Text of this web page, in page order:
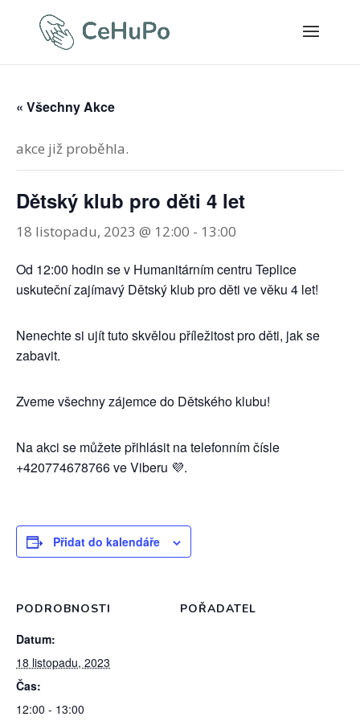
« Všechny Akce
akce již proběhla.
Dětský klub pro děti 4 let
18 listopadu, 2023 @ 12:00 - 13:00
Od 12:00 hodin se v Humanitárním centru Teplice
uskuteční zajímavý Dětský klub pro děti ve věku 4 let!
Nenechte si ujít tuto skvělou příležitost pro děti, jak se
zabavit.
Zveme všechny zájemce do Dětského klubu!
Na akci se můžete přihlásit na telefonním čísle
+420774678766 ve Viberu 💜.
Přidat do kalendáře
PODROBNOSTI
Datum:
18 listopadu, 2023
Čas:
12:00 - 13:00
POŘADATEL